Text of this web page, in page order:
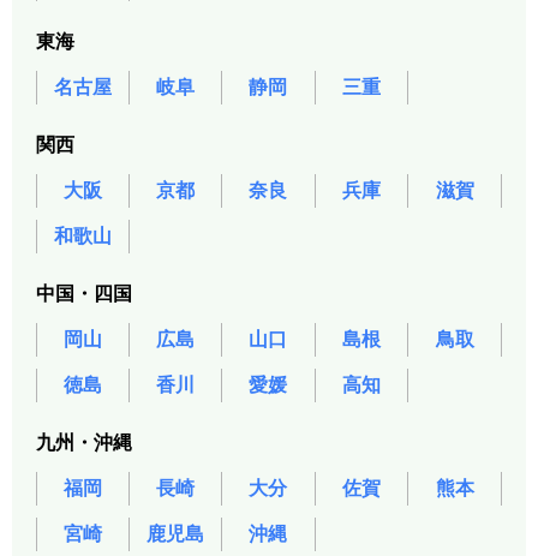
東海
名古屋 岐阜 静岡 三重
関西
大阪 京都 奈良 兵庫 滋賀
和歌山
中国・四国
岡山 広島 山口 島根 鳥取
徳島 香川 愛媛 高知
九州・沖縄
福岡 長崎 大分 佐賀 熊本
宮崎 鹿児島 沖縄